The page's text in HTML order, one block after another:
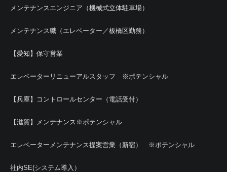
メンテナンスエンジニア（機械式立体駐車場）
メンテナンス職（エレベーター／板橋区勤務）
【愛知】保守営業
エレベーターリニューアルスタッフ ※ポテンシャル
【兵庫】コントロールセンター（電話受付）
【滋賀】メンテナンス※ポテンシャル
エレベーターメンテナンス提案営業（新宿） ※ポテンシャル
社内SE(システム導入）